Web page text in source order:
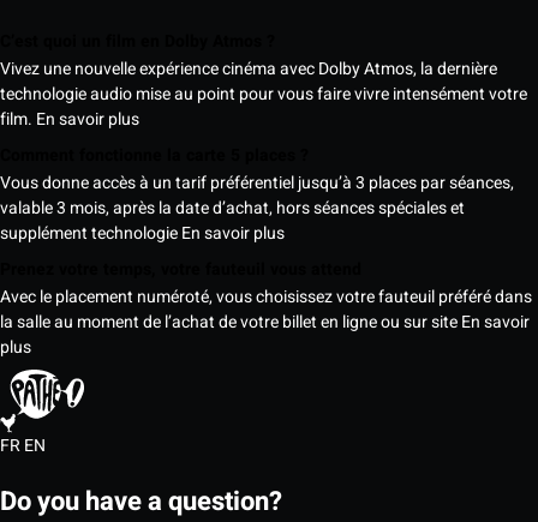
Vivez une nouvelle expérience cinéma avec Dolby Atmos, la dernière
technologie audio mise au point pour vous faire vivre intensément votre
film. En savoir plus
Vous donne accès à un tarif préférentiel jusqu’à 3 places par séances,
valable 3 mois, après la date d’achat, hors séances spéciales et
supplément technologieEn savoir plus
Avec le placement numéroté, vous choisissez votre fauteuil préféré dans
la salle au moment de l’achat de votre billet en ligne ou sur siteEn savoir
plus
FREN
Do you have a question?